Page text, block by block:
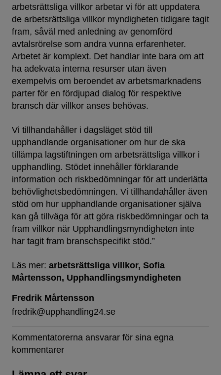
arbetsrättsliga villkor arbetar vi för att uppdatera
de arbetsrättsliga villkor myndigheten tidigare tagit
fram, såväl med anledning av genomförd
avtalsrörelse som andra vunna erfarenheter.
Arbetet är komplext. Det handlar inte bara om att
ha adekvata interna resurser utan även
exempelvis om beroendet av arbetsmarknadens
parter för en fördjupad dialog för respektive
bransch där villkor anses behövas.
Vi tillhandahåller i dagsläget stöd till
upphandlande organisationer om hur de ska
tillämpa lagstiftningen om arbetsrättsliga villkor i
upphandling. Stödet innehåller förklarande
information och riskbedömningar för att underlätta
behövlighetsbedömningen. Vi tillhandahåller även
stöd om hur upphandlande organisationer själva
kan gå tillväga för att göra riskbedömningar och ta
fram villkor när Upphandlingsmyndigheten inte
har tagit fram branschspecifikt stöd.”
Läs mer: arbetsrättsliga villkor Sofia
Mårtensson Upphandlingsmyndigheten
Fredrik Mårtensson
fredrik@upphandling24.se
Kommentatorerna ansvarar för sina egna
kommentarer